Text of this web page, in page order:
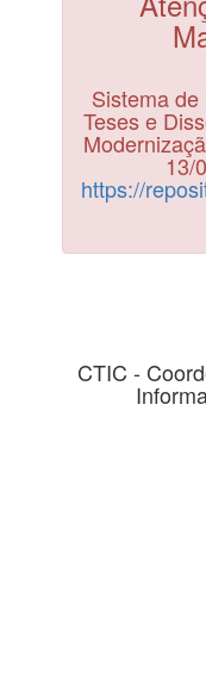
Sistema
Teses e
13/
https://
CTIC -